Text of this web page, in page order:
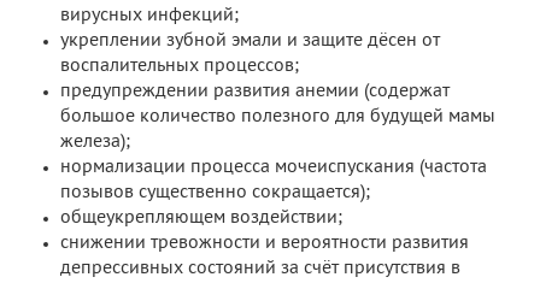
вирусных инфекций;
укреплении зубной эмали и защите дёсен от
воспалительных процессов;
предупреждении развития анемии (содержат
большое количество полезного для будущей мамы
железа);
нормализации процесса мочеиспускания (частота
позывов существенно сокращается);
общеукрепляющем воздействии;
снижении тревожности и вероятности развития
депрессивных состояний за счёт присутствия в